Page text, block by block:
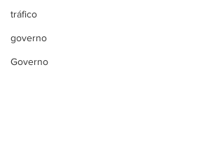
tráfico
governo
Governo